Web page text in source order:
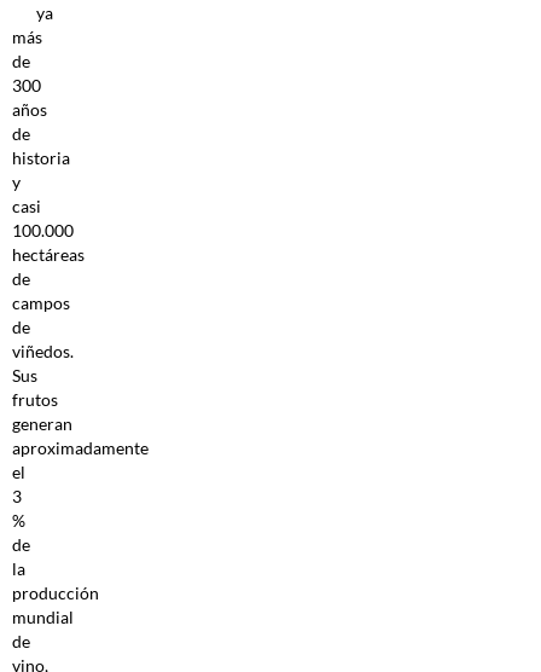
ya
más
de
300
años
de
historia
y
casi
100.000
hectáreas
de
campos
de
viñedos.
Sus
frutos
generan
aproximadamente
el
3
%
de
la
producción
mundial
de
vino,